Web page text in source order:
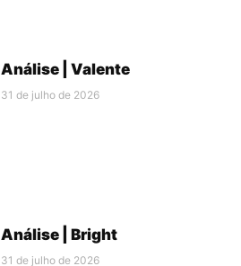
Análise | Valente
31 de julho de 2026
Análise | Bright
31 de julho de 2026